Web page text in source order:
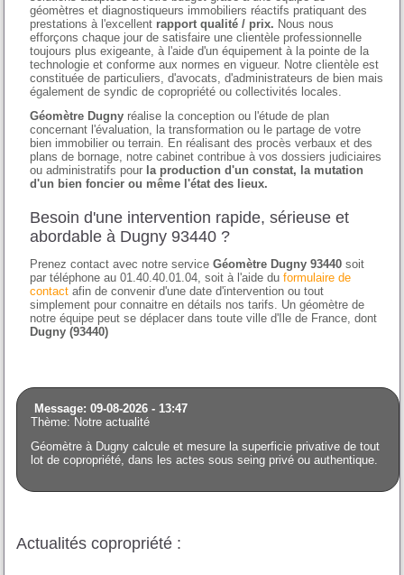
géomètres et diagnostiqueurs immobiliers réactifs pratiquant des
prestations à l'excellent rapport qualité / prix. Nous nous
efforçons chaque jour de satisfaire une clientèle professionnelle
toujours plus exigeante, à l'aide d'un équipement à la pointe de la
technologie et conforme aux normes en vigueur. Notre clientèle est
constituée de particuliers, d'avocats, d'administrateurs de bien mais
également de syndic de copropriété ou collectivités locales.
Géomètre Dugny réalise la conception ou l'étude de plan
concernant l'évaluation, la transformation ou le partage de votre
bien immobilier ou terrain. En réalisant des procès verbaux et des
plans de bornage, notre cabinet contribue à vos dossiers judiciaires
ou administratifs pour la production d'un constat, la mutation
d'un bien foncier ou même l'état des lieux.
Besoin d'une intervention rapide, sérieuse et
abordable à Dugny 93440 ?
Prenez contact avec notre serviceGéomètre Dugny 93440 soit
par téléphone au 01.40.40.01.04, soit à l'aide duformulaire de
contact afin de convenir d'une date d'intervention ou tout
simplement pour connaitre en détails nos tarifs. Un géomètre de
notre équipe peut se déplacer dans toute ville d'Ile de France, dont
Dugny (93440)
Message: 09-08-2026 - 13:47
Thème: Notre actualité
Géomètre à Dugny calcule et mesure la superficie privative de tout
lot de copropriété, dans les actes sous seing privé ou authentique.
Actualités copropriété :